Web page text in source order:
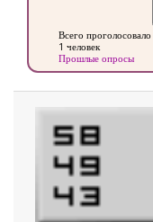
Всего проголосовало
1 человек
Прошлые опросы